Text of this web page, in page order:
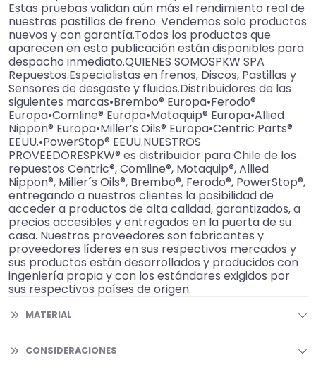
Estas pruebas validan aún más el rendimiento real de
nuestras pastillas de freno. Vendemos solo productos
nuevos y con garantía.Todos los productos que
aparecen en esta publicación están disponibles para
despacho inmediato.QUIENES SOMOSPKW SPA
Repuestos.Especialistas en frenos, Discos, Pastillas y
Sensores de desgaste y fluidos.Distribuidores de las
siguientes marcas•Brembo® Europa•Ferodo®
Europa•Comline® Europa•Motaquip® Europa•Allied
Nippon® Europa•Miller’s Oils® Europa•Centric Parts®
EEUU.•PowerStop® EEUU.NUESTROS
PROVEEDORESPKW® es distribuidor para Chile de los
repuestos Centric®, Comline®, Motaquip®, Allied
Nippon®, Miller´s Oils®, Brembo®, Ferodo®, PowerStop®,
entregando a nuestros clientes la posibilidad de
acceder a productos de alta calidad, garantizados, a
precios accesibles y entregados en la puerta de su
casa. Nuestros proveedores son fabricantes y
proveedores líderes en sus respectivos mercados y
sus productos están desarrollados y producidos con
ingeniería propia y con los estándares exigidos por
sus respectivos países de origen.
MATERIAL
CONSIDERACIONES